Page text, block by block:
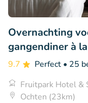
Overnachting
gangendiner à
9.7 Perfect • 25
Fruitpark Hotel &
Ochten (23km)